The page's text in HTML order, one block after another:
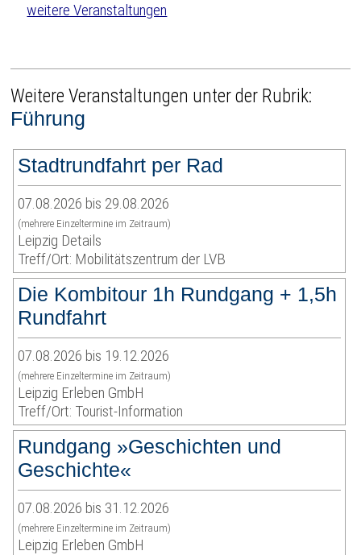
weitere Veranstaltungen
Weitere Veranstaltungen unter der Rubrik:
Führung
Stadtrundfahrt per Rad
07.08.2026 bis 29.08.2026
(mehrere Einzeltermine im Zeitraum)
Leipzig Details
Treff/Ort: Mobilitätszentrum der LVB
Die Kombitour 1h Rundgang + 1,5h
Rundfahrt
07.08.2026 bis 19.12.2026
(mehrere Einzeltermine im Zeitraum)
Leipzig Erleben GmbH
Treff/Ort: Tourist-Information
Rundgang »Geschichten und
Geschichte«
07.08.2026 bis 31.12.2026
(mehrere Einzeltermine im Zeitraum)
Leipzig Erleben GmbH